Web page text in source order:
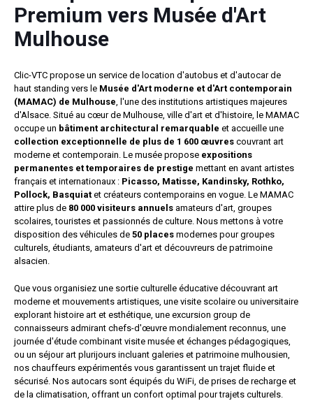
Premium vers Musée d'Art
Mulhouse
Clic-VTC propose un service de location d'autobus et d'autocar de
haut standing vers le Musée d'Art moderne et d'Art contemporain
(MAMAC) de Mulhouse , l'une des institutions artistiques majeures
d'Alsace. Situé au cœur de Mulhouse, ville d'art et d'histoire, le MAMAC
occupe un bâtiment architectural remarquable et accueille une
collection exceptionnelle de plus de 1 600 œuvres couvrant art
moderne et contemporain. Le musée propose expositions
permanentes et temporaires de prestige mettant en avant artistes
français et internationaux : Picasso, Matisse, Kandinsky, Rothko,
Pollock, Basquiat et créateurs contemporains en vogue. Le MAMAC
attire plus de 80 000 visiteurs annuels amateurs d'art, groupes
scolaires, touristes et passionnés de culture. Nous mettons à votre
disposition des véhicules de 50 places modernes pour groupes
culturels, étudiants, amateurs d'art et découvreurs de patrimoine
alsacien.
Que vous organisiez une sortie culturelle éducative découvrant art
moderne et mouvements artistiques, une visite scolaire ou universitaire
explorant histoire art et esthétique, une excursion group de
connaisseurs admirant chefs-d'œuvre mondialement reconnus, une
journée d'étude combinant visite musée et échanges pédagogiques,
ou un séjour art plurijours incluant galeries et patrimoine mulhousien,
nos chauffeurs expérimentés vous garantissent un trajet fluide et
sécurisé. Nos autocars sont équipés du WiFi, de prises de recharge et
de la climatisation, offrant un confort optimal pour trajets culturels.